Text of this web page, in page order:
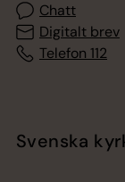
Chatt
Digitalt brev
Telefon 112
Svenska